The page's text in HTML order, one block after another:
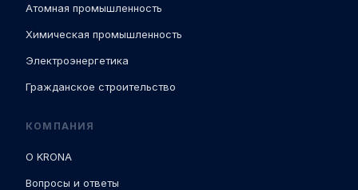
Атомная промышленность
Химическая промышленность
Электроэнергетика
Гражданское строительство
КОМПАНИЯ
О KRONA
Вопросы и ответы